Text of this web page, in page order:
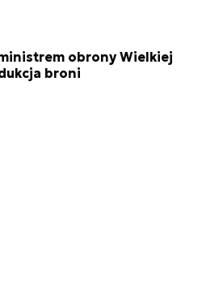
obrony Wielkiej
broni